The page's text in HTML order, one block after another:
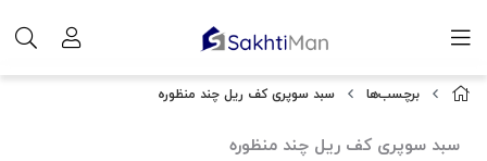
برچسب‌ها سبد سوپری کف ریل چند منظوره
سبد سوپری کف ریل چند منظوره